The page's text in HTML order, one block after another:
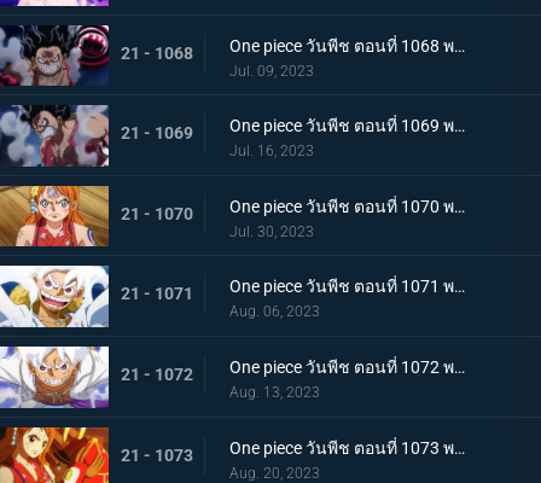
21 - 1068 One piece วันพีช ตอนที่ 1068 พากย์ไทย เจ้าหญิงจันทราดังก้อง ฉากสุดท้ายของแคว้นวาโนะ
Jul. 09, 2023
21 - 1069 One piece วันพีช ตอนที่ 1069 พากย์ไทย ผู้ชนะมีเพียงหนึ่ง ลูฟี่ ปะทะ ไคโด
Jul. 16, 2023
21 - 1070 One piece วันพีช ตอนที่ 1070 พากย์ไทย ลูฟี่พ่ายแพ้ การเตรียมใจของผู้ที่เหลืออยู่
Jul. 30, 2023
21 - 1071 One piece วันพีช ตอนที่ 1071 พากย์ไทย ไปให้ถึงจุดสูงสุดของลูฟี่ เกียร์ฟิฟท์
Aug. 06, 2023
21 - 1072 One piece วันพีช ตอนที่ 1072 พากย์ไทย พลังกวนประสาท เกียร์ฟิฟท์โลดแล่น
Aug. 13, 2023
21 - 1073 One piece วันพีช ตอนที่ 1073 พากย์ไทย ไม่มีที่ให้หนี ภาพเกาะโอนิกาชิมะในนรก
Aug. 20, 2023